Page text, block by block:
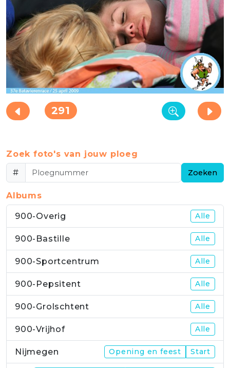
291
Zoek foto's van jouw ploeg
#
Zoeken
Albums
900-Overig Alle
900-Bastille Alle
900-Sportcentrum Alle
900-Pepsitent Alle
900-Grolschtent Alle
900-Vrijhof Alle
Nijmegen Opening en feest Start